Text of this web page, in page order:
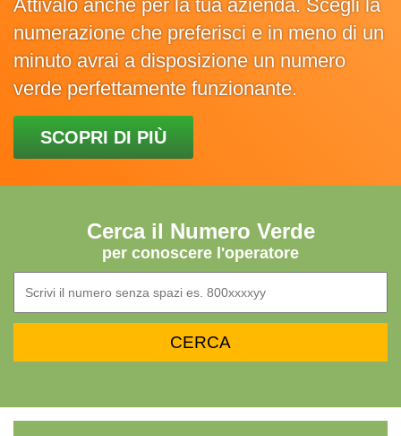
Attivalo anche per la tua azienda. Scegli la
numerazione che preferisci e in meno di un
minuto avrai a disposizione un numero
verde perfettamente funzionante.
SCOPRI DI PIÙ
Cerca il Numero Verde
per conoscere l'operatore